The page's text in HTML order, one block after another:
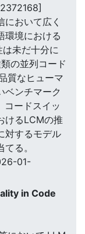
おいて広く
環境における
未だ十分に
の並列コード
質なヒューマ
ベンチマーク
コードスイッ
けるLCMの推
対するモデル
る。
01-
in Code